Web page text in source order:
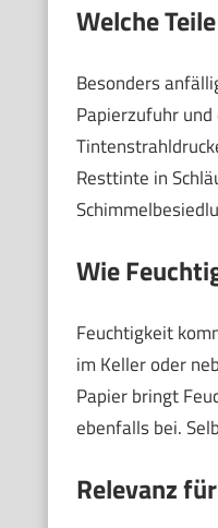
Welche
Besonders
Papierzufuhr
Resttinte in
Wie
Feuchtigkeit
im Keller oder
Papier bringt
ebenfalls bei.
Relevanz